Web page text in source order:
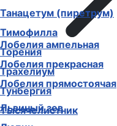
Лобелия ампельная
Лобелия прекрасная
Лобелия прямостоячая
Львиный зев
Танацетум (пиретрум)
Тимофилла
Торения
Трахелиум
Тунбергия
Тысячелистник